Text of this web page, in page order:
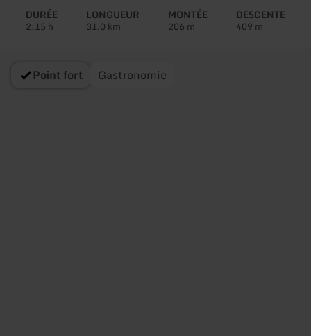
circuit:
DURÉE
2:15 h
LONGUEUR
31,0 km
MONTÉE
206 m
DESCENTE
409 m
Point fort Gastronomie